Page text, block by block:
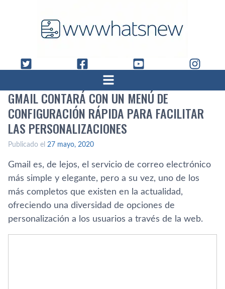
GMAIL CONTARÁ CON UN MENÚ DE
CONFIGURACIÓN RÁPIDA PARA FACILITAR
LAS PERSONALIZACIONES
Publicado el 27 mayo, 2020
Gmail es, de lejos, el servicio de correo electrónico
más simple y elegante, pero a su vez, uno de los
más completos que existen en la actualidad,
ofreciendo una diversidad de opciones de
personalización a los usuarios a través de la web.